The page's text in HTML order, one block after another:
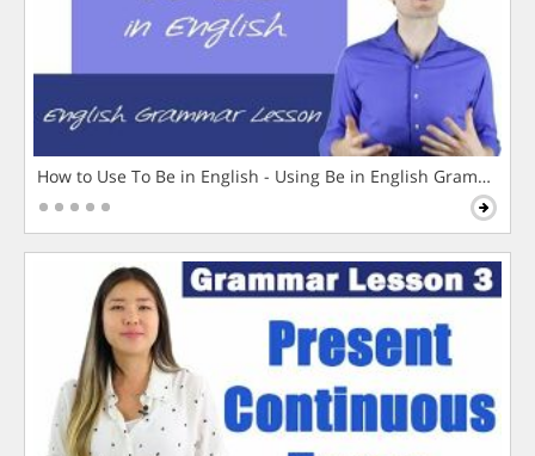
How to Use To Be in English - Using Be in English Grammar